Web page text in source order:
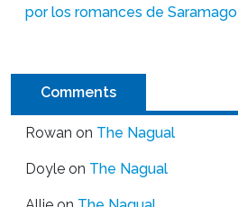
por los romances de Saramago
Comments
Rowan on The Nagual
Doyle on The Nagual